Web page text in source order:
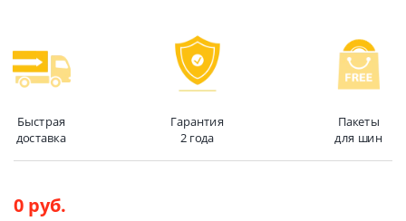
Быстрая
доставка
Гарантия
2 года
Пакеты
для шин
0 руб.